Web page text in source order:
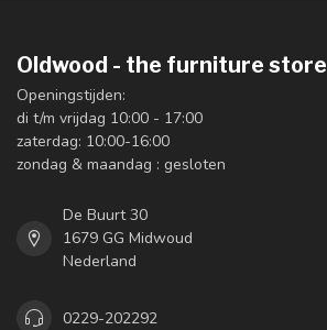
Oldwood - the furniture store
Openingstijden:
di t/m vrijdag 10:00 - 17:00
zaterdag: 10:00-16:00
zondag & maandag : gesloten
De Buurt 30
1679 GG Midwoud
Nederland
0229-202292